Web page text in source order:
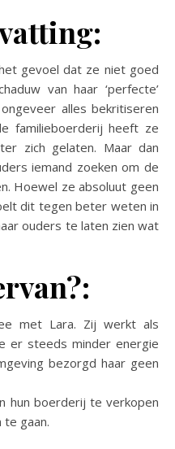
gevoel dat ze niet goed
van haar ‘perfecte’
alles bekritiseren
familieboerderij heeft ze
zich gelaten. Maar dan
iemand zoeken om de
Hoewel ze absoluut geen
dit tegen beter weten in
ouders te laten zien wat
met Lara. Zij werkt als
er steeds minder energie
bezorgd haar geen
hun boerderij te verkopen
te gaan.